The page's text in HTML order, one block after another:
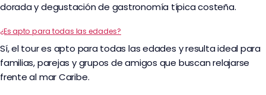
dorada y degustación de gastronomía típica costeña.
¿Es apto para todas las edades?
Sí, el tour es apto para todas las edades y resulta ideal para
familias, parejas y grupos de amigos que buscan relajarse
frente al mar Caribe.